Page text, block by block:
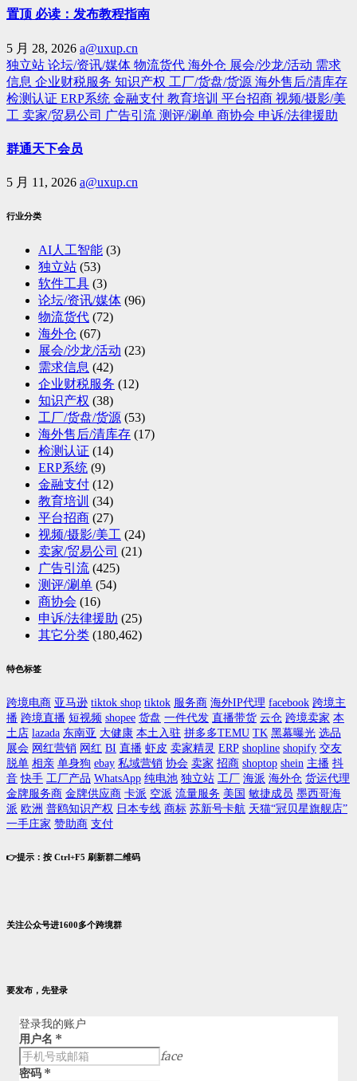
置顶 必读：发布教程指南
5 月 28, 2026 a@uxup.cn
独立站 论坛/资讯/媒体 物流货代 海外仓 展会/沙龙/活动 需求
信息 企业财税服务 知识产权 工厂/货盘/货源 海外售后/清库存
检测认证 ERP系统 金融支付 教育培训 平台招商 视频/摄影/美
工 卖家/贸易公司 广告引流 测评/涮单 商协会 申诉/法律援助
群通天下会员
5 月 11, 2026 a@uxup.cn
行业分类
AI人工智能 (3)
独立站 (53)
软件工具 (3)
论坛/资讯/媒体 (96)
物流货代 (72)
海外仓 (67)
展会/沙龙/活动 (23)
需求信息 (42)
企业财税服务 (12)
知识产权 (38)
工厂/货盘/货源 (53)
海外售后/清库存 (17)
检测认证 (14)
ERP系统 (9)
金融支付 (12)
教育培训 (34)
平台招商 (27)
视频/摄影/美工 (24)
卖家/贸易公司 (21)
广告引流 (425)
测评/涮单 (54)
商协会 (16)
申诉/法律援助 (25)
其它分类 (180,462)
特色标签
跨境电商 亚马逊 tiktok shop tiktok 服务商 海外IP代理 facebook 跨境主
播 跨境直播 短视频 shopee 货盘 一件代发 直播带货 云仓 跨境卖家 本
土店 lazada 东南亚 大健康 本土入驻 拼多多TEMU TK 黑幕曝光 选品
展会 网红营销 网红 BI 直播 虾皮 卖家精灵 ERP shopline shopify 交友
脱单 相亲 单身狗 ebay 私域营销 协会 卖家 招商 shoptop shein 主播 抖
音 快手 工厂产品 WhatsApp 纯电池 独立站 工厂 海派 海外仓 货运代理
金牌服务商 金牌供应商 卡派 空派 流量服务 美国 敏捷成员 墨西哥海
派 欧洲 普鸥知识产权 日本专线 商标 苏新号卡航 天猫“冠贝星旗舰店”
一手庄家 赞助商 支付
👉提示：按 Ctrl+F5 刷新群二维码
关注公众号进1600多个跨境群
要发布，先登录
登录我的账户
用户名 *
face
密码 *